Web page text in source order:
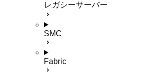
レガシーサーバー
SMC
Fabric